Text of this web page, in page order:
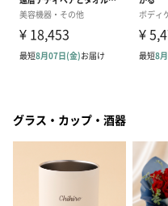
グラス・カップ・酒器